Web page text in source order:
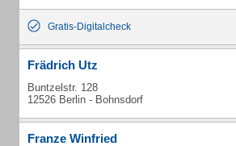
Gratis-Digitalcheck
Frädrich Utz
Buntzelstr. 128
12526 Berlin - Bohnsdorf
Franze Winfried